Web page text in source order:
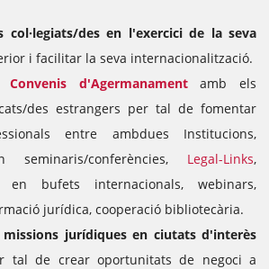
col·legiats/des en l'exercici de la seva
i facilitar la seva internacionalització.
Convenis d'Agermanamentamb els
des estrangers per tal de fomentar
entre ambdues Institucions,
seminaris/conferències, Legal-Links,
en bufets internacionals, webinars,
jurídica, cooperació bibliotecària.
missions jurídiques en ciutats d'interès
tal de crear oportunitats de negoci a